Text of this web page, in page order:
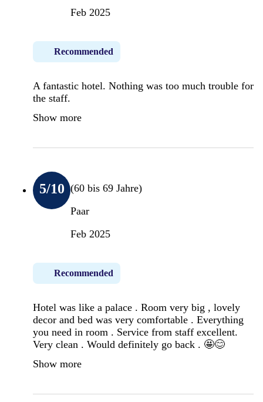
Feb 2025
Recommended
A fantastic hotel. Nothing was too much trouble for
the staff.
Show more
5/10 (60 bis 69 Jahre)
Paar
Feb 2025
Recommended
Hotel was like a palace . Room very big , lovely
decor and bed was very comfortable . Everything
you need in room . Service from staff excellent.
Very clean . Would definitely go back . 🤩😊
Show more